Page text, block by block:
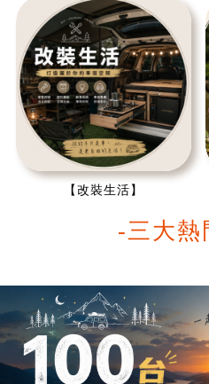
【改裝生活】
-三大熱